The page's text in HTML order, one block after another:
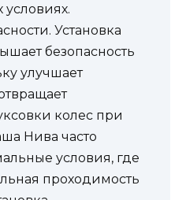
Установка
безопасность
улучшает
колес при
Нива часто
условия, где
проходимость